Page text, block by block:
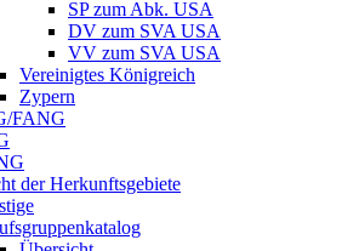
SP zum Abk. USA
DV zum SVA USA
VV zum SVA USA
Vereinigtes Königreich
Zypern
FANG
der Herkunftsgebiete